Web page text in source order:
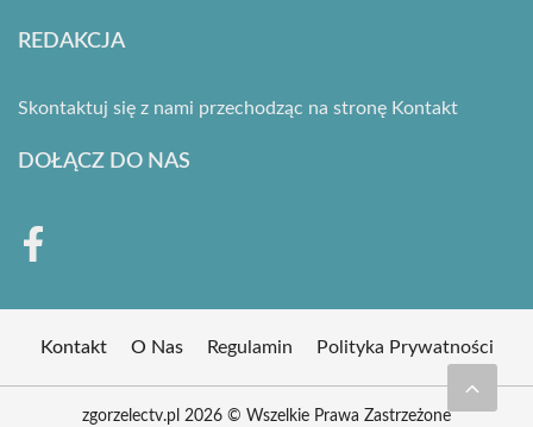
REDAKCJA
Skontaktuj się z nami przechodząc na stronę Kontakt
DOŁĄCZ DO NAS
Kontakt O Nas Regulamin Polityka Prywatności
zgorzelectv.pl 2026 © Wszelkie Prawa Zastrzeżone